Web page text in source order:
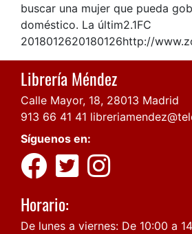
buscar una mujer que pueda
doméstico. La últim2.1FC
2018012620180126http://
Librería Méndez
Calle Mayor, 18, 28013 Madrid
913 66 41 41
Síguenos en:
Horario:
De lunes a viernes: De 10:00 a